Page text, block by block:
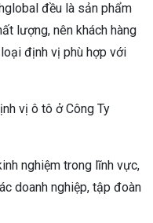
đều là sản phẩm
lượng, nên khách hàng
định vị phù hợp với
vị ô tô ở Công Ty
nghiệm trong lĩnh vực,
doanh nghiệp, tập đoàn